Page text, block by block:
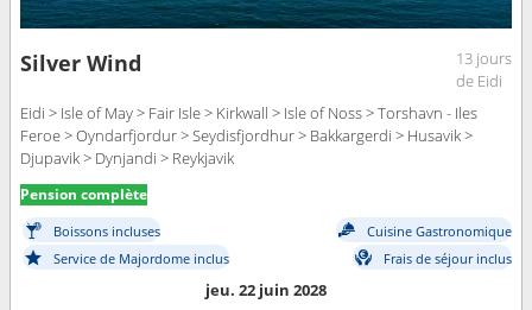
Silver Wind
13 jours
de Eidi
Eidi > Isle of May > Fair Isle > Kirkwall > Isle of Noss > Torshavn - Iles
Feroe > Oyndarfjordur > Seydisfjordhur > Bakkargerdi > Husavik >
Djupavik > Dynjandi > Reykjavik
Pension complète
Boissons incluses
Cuisine Gastronomique
Service de Majordome inclus
Frais de séjour inclus
jeu. 22 juin 2028